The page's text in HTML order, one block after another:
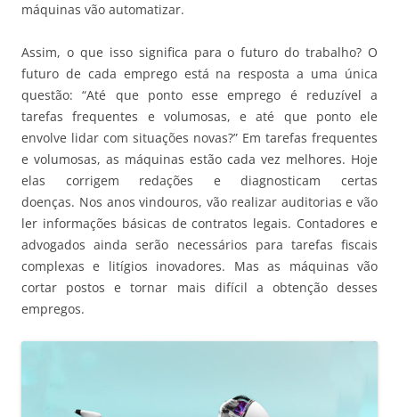
máquinas vão automatizar.
Assim, o que isso significa para o futuro do trabalho? O
futuro de cada emprego está na resposta a uma única
questão: “Até que ponto esse emprego é reduzível a
tarefas frequentes e volumosas, e até que ponto ele
envolve lidar com situações novas?” Em tarefas frequentes
e volumosas, as máquinas estão cada vez melhores. Hoje
elas corrigem redações e diagnosticam certas
doenças. Nos anos vindouros, vão realizar auditorias e vão
ler informações básicas de contratos legais. Contadores e
advogados ainda serão necessários para tarefas fiscais
complexas e litígios inovadores. Mas as máquinas vão
cortar postos e tornar mais difícil a obtenção desses
empregos.